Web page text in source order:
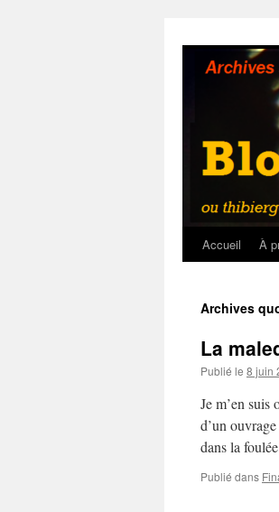
contenu
Accueil À
Archives
La
Publié le 8 juin
Je m’en
d’un
dans la
Publié dans